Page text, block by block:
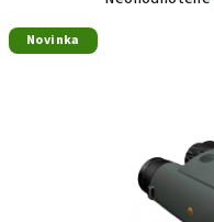
hviezdičiek.
Novinka